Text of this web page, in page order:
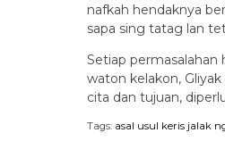
nafkah hendaknya
sapa sing tatag lan
Setiap permasalahan
waton kelakon,
cita dan tujuan,
Tags: asal usul keris jalak